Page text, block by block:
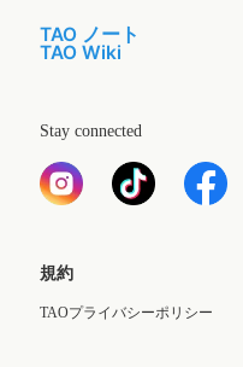
TAO ノート
TAO Wiki
Stay connected
規約
TAOプライバシーポリシー